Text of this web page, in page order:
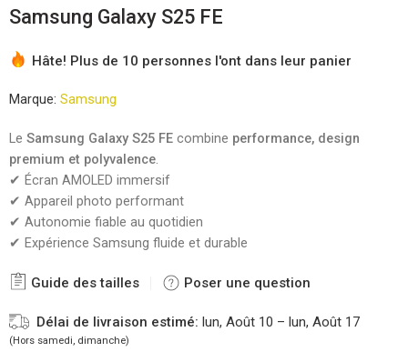
Samsung Galaxy S25 FE
Hâte! Plus de 10 personnes l'ont dans leur panier
Marque: Samsung
Le Samsung Galaxy S25 FE combine performance, design
premium et polyvalence.
✔ Écran AMOLED immersif
✔ Appareil photo performant
✔ Autonomie fiable au quotidien
✔ Expérience Samsung fluide et durable
Guide des tailles Poser une question
Délai de livraison estimé: lun, Août 10 – lun, Août 17
(Hors samedi, dimanche)